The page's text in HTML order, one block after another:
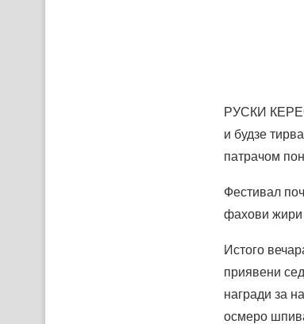
РУСКИ
и будзе
патрачом
Фестивал
фахови жири
Истого
приявени
награди за
осмеро